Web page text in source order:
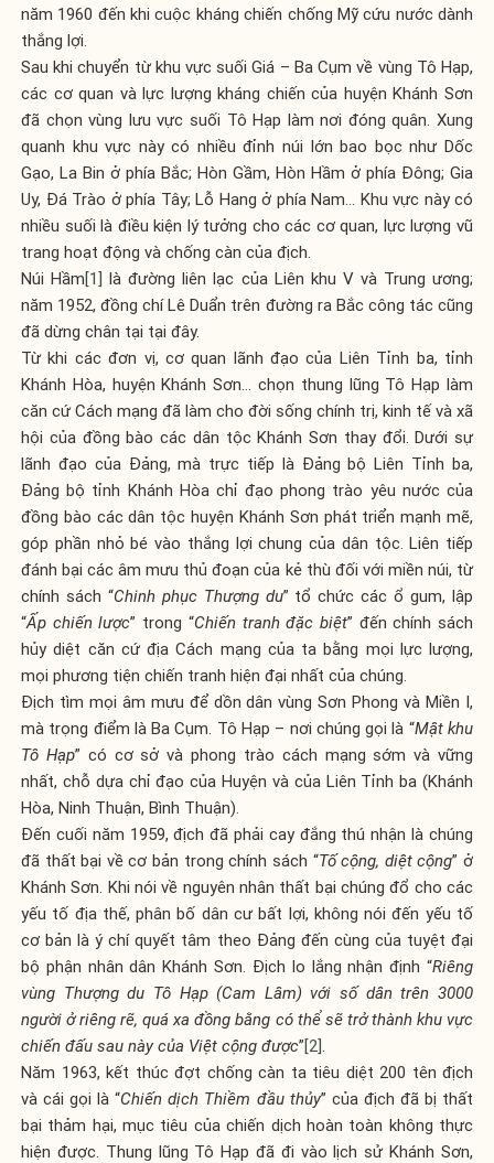
năm 1960 đến khi cuộc kháng chiến chống Mỹ cứu nước dành
thắng lợi.
Sau khi chuyển từ khu vực suối Giá – Ba Cụm về vùng Tô Hạp,
các cơ quan và lực lượng kháng chiến của huyện Khánh Sơn
đã chọn vùng lưu vực suối Tô Hạp làm nơi đóng quân. Xung
quanh khu vực này có nhiều đỉnh núi lớn bao bọc như Dốc
Gạo, La Bin ở phía Bắc; Hòn Gầm, Hòn Hầm ở phía Đông; Gia
Uy, Đá Trào ở phía Tây; Lỗ Hang ở phía Nam… Khu vực này có
nhiều suối là điều kiện lý tưởng cho các cơ quan, lực lượng vũ
trang hoạt động và chống càn của địch.
Núi Hầm[1] là đường liên lạc của Liên khu V và Trung ương;
năm 1952, đồng chí Lê Duẩn trên đường ra Bắc công tác cũng
đã dừng chân tại tại đây.
Từ khi các đơn vị, cơ quan lãnh đạo của Liên Tỉnh ba, tỉnh
Khánh Hòa, huyện Khánh Sơn… chọn thung lũng Tô Hạp làm
căn cứ Cách mạng đã làm cho đời sống chính trị, kinh tế và xã
hội của đồng bào các dân tộc Khánh Sơn thay đổi. Dưới sự
lãnh đạo của Đảng, mà trực tiếp là Đảng bộ Liên Tỉnh ba,
Đảng bộ tỉnh Khánh Hòa chỉ đạo phong trào yêu nước của
đồng bào các dân tộc huyện Khánh Sơn phát triển mạnh mẽ,
góp phần nhỏ bé vào thắng lợi chung của dân tộc. Liên tiếp
đánh bại các âm mưu thủ đoạn của kẻ thù đối với miền núi, từ
chính sách “Chinh phục Thượng du” tổ chức các ổ gum, lập
“Ấp chiến lược” trong “Chiến tranh đặc biệt” đến chính sách
hủy diệt căn cứ địa Cách mạng của ta bằng mọi lực lượng,
mọi phương tiện chiến tranh hiện đại nhất của chúng.
Địch tìm mọi âm mưu để dồn dân vùng Sơn Phong và Miền I,
mà trọng điểm là Ba Cụm. Tô Hạp – nơi chúng gọi là “Mật khu
Tô Hạp” có cơ sở và phong trào cách mạng sớm và vững
nhất, chỗ dựa chỉ đạo của Huyện và của Liên Tỉnh ba (Khánh
Hòa, Ninh Thuận, Bình Thuận).
Đến cuối năm 1959, địch đã phải cay đắng thú nhận là chúng
đã thất bại về cơ bản trong chính sách “Tố cộng, diệt cộng” ở
Khánh Sơn. Khi nói về nguyên nhân thất bại chúng đổ cho các
yếu tố địa thế, phân bố dân cư bất lợi, không nói đến yếu tố
cơ bản là ý chí quyết tâm theo Đảng đến cùng của tuyệt đại
bộ phận nhân dân Khánh Sơn. Địch lo lắng nhận định “Riêng
vùng Thượng du Tô Hạp (Cam Lâm) với số dân trên 3000
người ở riêng rẽ, quá xa đồng bằng có thể sẽ trở thành khu vực
chiến đấu sau này của Việt cộng được”[2].
Năm 1963, kết thúc đợt chống càn ta tiêu diệt 200 tên địch
và cái gọi là “Chiến dịch Thiềm đầu thủy” của địch đã bị thất
bại thảm hại, mục tiêu của chiến dịch hoàn toàn không thực
hiện được. Thung lũng Tô Hạp đã đi vào lịch sử Khánh Sơn,